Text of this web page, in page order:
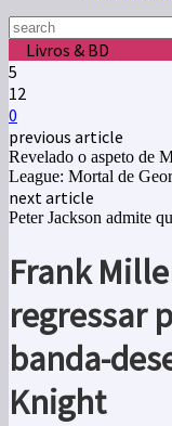
Livros & BD
5
12
0
previous article
Revelado o aspeto de
League: Mortal de
next article
Peter Jackson admite
Frank
regressar
banda-
Knight